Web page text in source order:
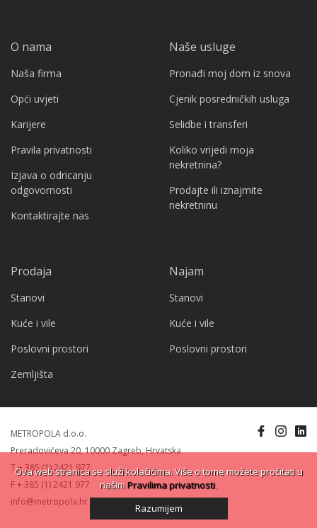
O nama
Naša firma
Opći uvjeti
Karijere
Pravila privatnosti
Izjava o odricanju
odgovornosti
Kontaktirajte nas
Naše usluge
Pronađi moj dom iz snova
Cjenik posredničkih usluga
Selidbe i transferi
Koliko vrijedi moja
nekretnina?
Prodajte ili iznajmite
nekretninu
Prodaja
Stanovi
Kuće i vile
Poslovni prostori
Zemljišta
Najam
Stanovi
Kuće i vile
Poslovni prostori
METROPOLA d.o.o.
Preradovićeva 20, 10000 Zagreb, Hrvatska
T + 385 (1) 2421 977
F + 385 (1) 2421 977
info@metropola.hr
Ova web stranica se služi kolačićima. Više o tome možete pročitati u
našimPravilima privatnosti.
Razumijem